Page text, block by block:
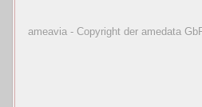
ameavia - Copyright der amedata